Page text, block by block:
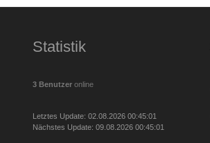
Statistik
3 Benutzer online
Letztes Update: 02.08.2026 00:45:01
Nächstes Update: 09.08.2026 00:45:01